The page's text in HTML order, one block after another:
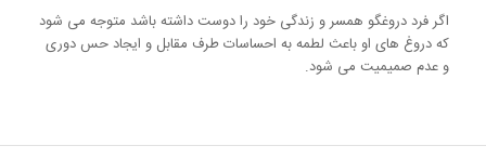
اگر فرد دروغگو همسر و زندگی خود را دوست داشته باشد متوجه می شود
که دروغ های او باعث لطمه به احساسات طرف مقابل و ایجاد حس دوری
و عدم صمیمیت می شود.